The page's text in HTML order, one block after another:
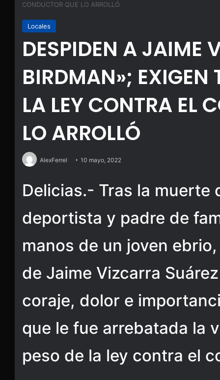
CONDUCTOR QUE LO ARROLLÓ
Locales
DESPIDEN A JAIME
BIRDMAN»; EXIGEN
LA LEY CONTRA EL
LO ARROLLÓ
AlexFerrel 10 mayo, 2022
Delicias.- Tras la muerte
deportista y padre de
manos de un joven
de Jaime Vizcarra
coraje, dolor e
que le fue arrebatada la
peso de la ley contra el